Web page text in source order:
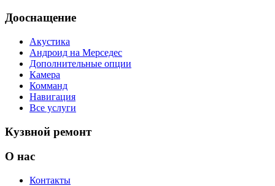
Дооснащение
Акустика
Андроид на Мерседес
Дополнительные опции
Камера
Комманд
Навигация
Все услуги
Кузвной ремонт
О нас
Контакты